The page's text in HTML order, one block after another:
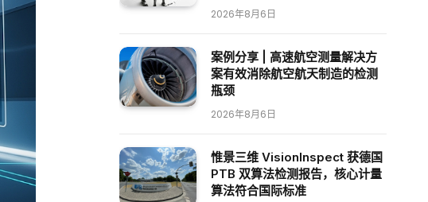
2026年8月6日
案例分享 | 高速航空测量解决方
案有效消除航空航天制造的检测
瓶颈
2026年8月6日
惟景三维 VisionInspect 获德国
PTB 双算法检测报告，核心计量
算法符合国际标准